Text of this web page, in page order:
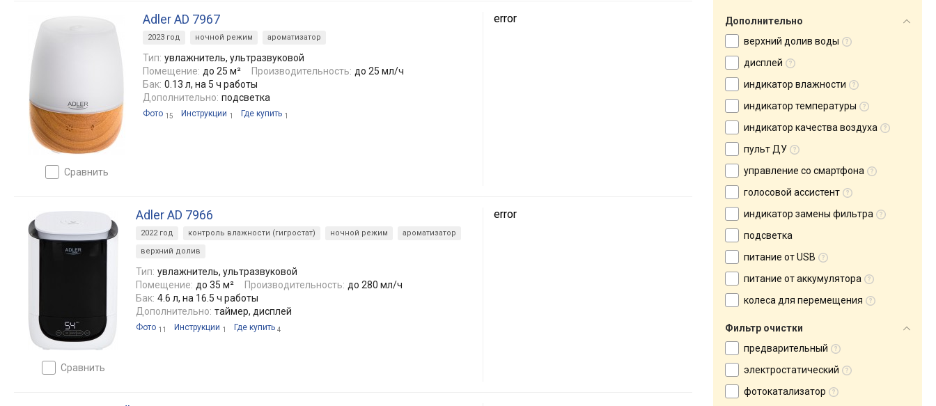
сравнить
Adler AD 7967
2023 год ночной режим ароматизатор
Тип: увлажнитель, ультразвуковой
Помещение: до 25 м² Производительность: до 25 мл/ч
Бак: 0.13 л, на 5 ч работы
Дополнительно: подсветка
Фото 15 Инструкции 1 Где купить 1
error
сравнить
Adler AD 7966
2022 год контроль влажности (гигростат) ночной режим
ароматизатор
верхний долив
Тип: увлажнитель, ультразвуковой
Помещение: до 35 м² Производительность: до 280 мл/ч
Бак: 4.6 л, на 16.5 ч работы
Дополнительно: таймер, дисплей
Фото 11 Инструкции 1 Где купить 4
error
Дополнительно
верхний долив воды
дисплей
индикатор влажности
индикатор температуры
индикатор качества воздуха
пульт ДУ
управление со смартфона
голосовой ассистент
индикатор замены фильтра
подсветка
питание от USB
питание от аккумулятора
колеса для перемещения
Фильтр очистки
предварительный
электростатический
фотокатализатор